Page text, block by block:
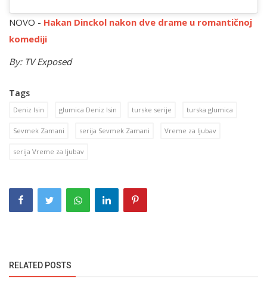
NOVO - Hakan Dinckol nakon dve drame u romantičnoj
komediji
By: TV Exposed
Tags
Deniz Isin glumica Deniz Isin turske serije turska glumica
Sevmek Zamani serija Sevmek Zamani Vreme za ljubav
serija Vreme za ljubav
RELATED POSTS